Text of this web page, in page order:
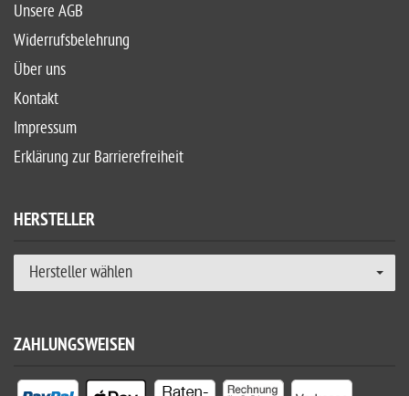
Unsere AGB
Widerrufsbelehrung
Über uns
Kontakt
Impressum
Erklärung zur Barrierefreiheit
HERSTELLER
Hersteller wählen
ZAHLUNGSWEISEN